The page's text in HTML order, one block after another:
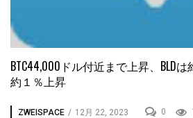
BTC44,000ドル付近まで上昇、BLDは
約１％上昇
ZWEISPACE / 12月 22, 2023 0